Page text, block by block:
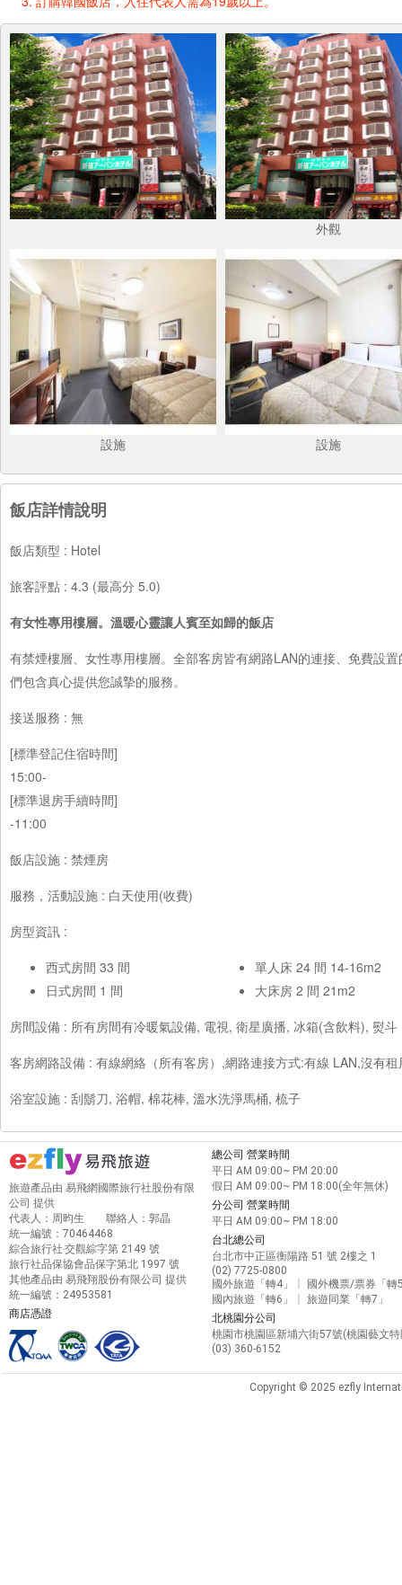
外觀
設施 設施
飯店詳情說明
飯店類型 : Hotel
旅客評點 : 4.3 (最高分 5.0)
有女性專用樓層。溫暖心靈讓人賓至如歸的飯店
有禁煙樓層、女性專用樓層。全部客房皆有網路LAN的連接、免費設
們包含真心提供您誠摯的服務。
接送服務 : 無
[標準登記住宿時間]
15:00-
[標準退房手續時間]
-11:00
飯店設施 : 禁煙房
服務，活動設施 : 白天使用(收費)
房型資訊 :
西式房間 33 間
日式房間 1 間
單人床 24 間 14-16m2
大床房 2 間 21m2
房間設備 : 所有房間有冷暖氣設備, 電視, 衛星廣播, 冰箱(含飲料), 熨斗
客房網路設備 : 有線網絡（所有客房）,網路連接方式:有線 LAN,沒有
浴室設施 : 刮鬍刀, 浴帽, 棉花棒, 溫水洗淨馬桶, 梳子